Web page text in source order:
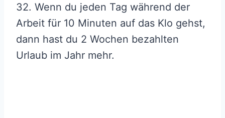
32. Wenn du jeden Tag während der
Arbeit für 10 Minuten auf das Klo gehst,
dann hast du 2 Wochen bezahlten
Urlaub im Jahr mehr.